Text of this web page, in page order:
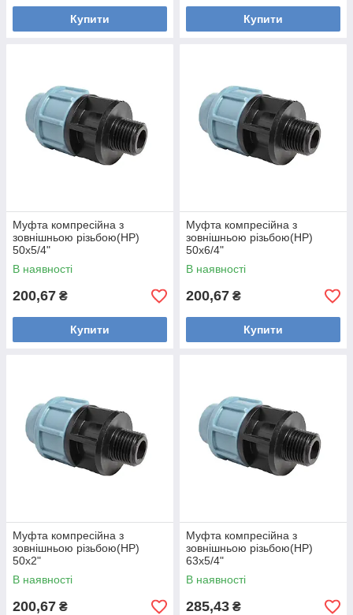
Купити Купити
Муфта компресійна з
зовнішньою різьбою(НР)
50х5/4"
В наявності
200,67 ₴
Купити
Муфта компресійна з
зовнішньою різьбою(НР)
50х6/4"
В наявності
200,67 ₴
Купити
Муфта компресійна з
зовнішньою різьбою(НР)
50х2"
В наявності
200,67 ₴
Муфта компресійна з
зовнішньою різьбою(НР)
63х5/4"
В наявності
285,43 ₴